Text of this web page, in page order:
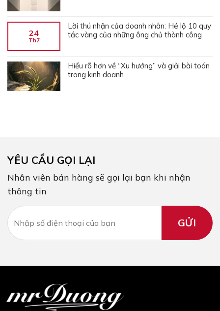
24
Th7
Lời thú nhận của doanh nhân: Hé lộ 10 quy
tắc vàng của những ông chủ thành công
Hiểu rõ hơn về “Xu hướng” và giải bài toán
trong kinh doanh
YÊU CẦU GỌI LẠI
Nhân viên bán hàng sẽ gọi lại bạn khi nhận
thông tin